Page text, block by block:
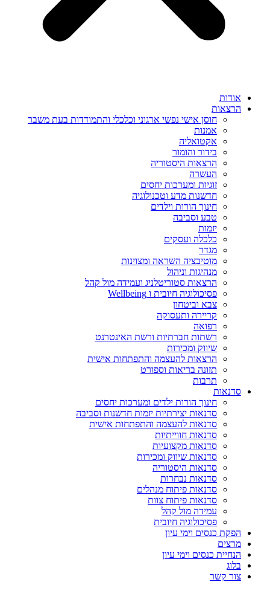
אודות
הרצאות
חוסן אישי נפשי ארגוני וכלכלי והתמודדות בעת משבר
אמנות
אקטואליה
בידור והומור
הרצאות היסטוריה
העשרה
זוגיות ומערכות יחסים
חדשנות מדע וטכנולוגיה
חינוך הורות וילדים
טבע וסביבה
יזמות
כלכלה ועסקים
מגדר
מוטיבציה השראה ומצוינות
מנהיגות וניהול
הרצאות סטוריטלניג ועמידה מול קהל
פסיכולוגיה חיובית ו Wellbeing
צבא וביטחון
קריירה ותעסוקה
רפואה
רשתות חברתיות ורשת האינטרנט
שיווק ומכירות
הרצאות להעצמה והתפתחות אישית
תזונה בריאות וספורט
תרבות
סדנאות
חינוך הורות ילדים ומערכות יחסים
סדנאות יצירתיות יזמות חדשנות וסביבה
סדנאות להעצמה והתפתחות אישית
סדנאות חווייתיות
סדנאות מקצועיות
סדנאות שיווק ומכירות
סדנאות היסטוריה
סדנאות נבחרות
סדנאות פיתוח מנהלים
סדנאות פיתוח צוות
עמידה מול קהל
פסיכולוגיה חיובית
הפקת כנסים וימי עיון
מרצים
הנחיית כנסים וימי עיון
בלוג
צור קשר